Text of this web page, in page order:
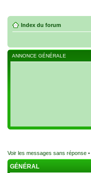
Index du forum
ANNONCE GÉNÉRALE
Voir les messages sans réponse •
GÉNÉRAL